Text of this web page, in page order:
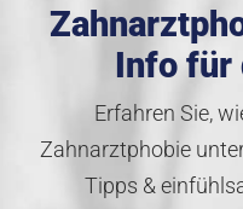
Info für
Erfahren Sie,
Zahnarztphobie
Tipps &